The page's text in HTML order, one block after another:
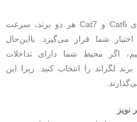
ازاین‌رو در استفاده از مثلا کابل‌های Cat6 و Cat7 هر دو برند، سرعت
اختیار شما قرار می‌گیرد. بااین‌حال
اگر محیط شما دارای تداخلات
لگراند را انتخاب کنید. زیرا این